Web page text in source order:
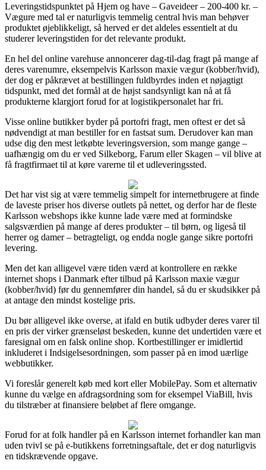
Leveringstidspunktet på Hjem og have – Gaveideer – 200-400 kr. –
Vægure med tal er naturligvis temmelig central hvis man behøver
produktet øjeblikkeligt, så herved er det aldeles essentielt at du
studerer leveringstiden for det relevante produkt.
En hel del online varehuse annoncerer dag-til-dag fragt på mange af
deres varenumre, eksempelvis Karlsson maxie vægur (kobber/hvid),
der dog er påkrævet at bestillingen fuldbyrdes inden et nøjagtigt
tidspunkt, med det formål at de højst sandsynligt kan nå at få
produkterne klargjort forud for at logistikpersonalet har fri.
Visse online butikker byder på portofri fragt, men oftest er det så
nødvendigt at man bestiller for en fastsat sum. Derudover kan man
udse dig den mest letkøbte leveringsversion, som mange gange –
uafhængig om du er ved Silkeborg, Farum eller Skagen – vil blive at
få fragtfirmaet til at køre varerne til et udleveringssted.
Det har vist sig at være temmelig simpelt for internetbrugere at finde
de laveste priser hos diverse outlets på nettet, og derfor har de fleste
Karlsson webshops ikke kunne lade være med at formindske
salgsværdien på mange af deres produkter – til børn, og ligeså til
herrer og damer – betragteligt, og endda nogle gange sikre portofri
levering.
Men det kan alligevel være tiden værd at kontrollere en række
internet shops i Danmark efter tilbud på Karlsson maxie vægur
(kobber/hvid) før du gennemfører din handel, så du er skudsikker på
at antage den mindst kostelige pris.
Du bør alligevel ikke overse, at ifald en butik udbyder deres varer til
en pris der virker grænseløst beskeden, kunne det undertiden være et
faresignal om en falsk online shop. Kortbestillinger er imidlertid
inkluderet i Indsigelsesordningen, som passer på en imod uærlige
webbutikker.
Vi foreslår generelt køb med kort eller MobilePay. Som et alternativ
kunne du vælge en afdragsordning som for eksempel ViaBill, hvis
du tilstræber at finansiere beløbet af flere omgange.
Forud for at folk handler på en Karlsson internet forhandler kan man
uden tvivl se på e-butikkens forretningsaftale, det er dog naturligvis
en tidskrævende opgave.